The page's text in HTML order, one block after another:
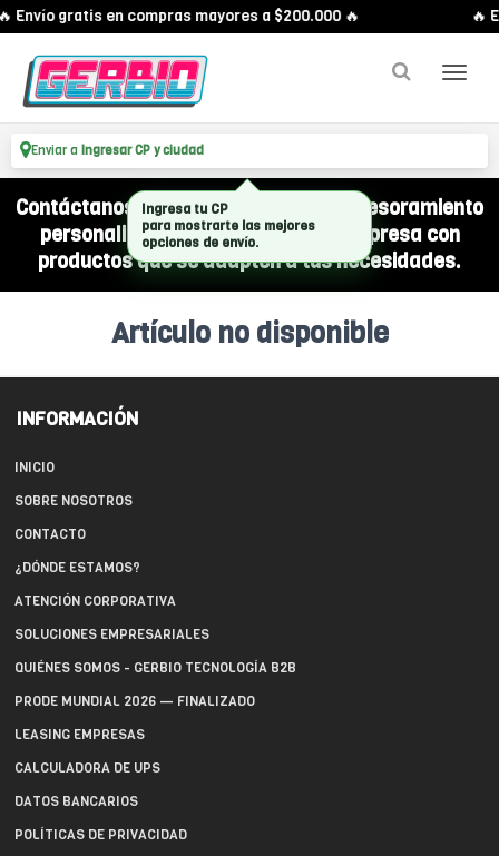
Envío gratis en compras mayores a $200.000 🔥 🔥
Enviar a Ingresar CP y ciudad
Contáctanos por WhatsApp y recibí asesoramiento
personalizado para equipar a tu empresa con
productos que se adapten a tus necesidades.
Artículo no disponible
INFORMACIÓN
INICIO
SOBRE NOSOTROS
CONTACTO
¿DÓNDE ESTAMOS?
ATENCIÓN CORPORATIVA
SOLUCIONES EMPRESARIALES
QUIÉNES SOMOS - GERBIO TECNOLOGÍA B2B
PRODE MUNDIAL 2026 — FINALIZADO
LEASING EMPRESAS
CALCULADORA DE UPS
DATOS BANCARIOS
POLÍTICAS DE PRIVACIDAD
Ingresa tu CP
para mostrarte las mejores
opciones de envío.